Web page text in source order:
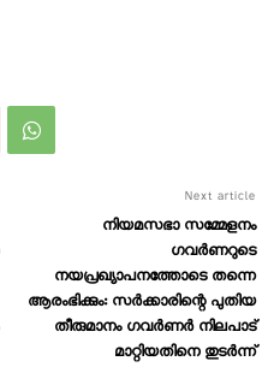
Next article
നിയമസഭാ സമ്മേളനം
ഗവർണറുടെ
നയപ്രഖ്യാപനത്തോടെ തന്നെ
ആരംഭിക്കും: സർക്കാരിന്റെ പുതിയ
തീരുമാനം ഗവർണർ നിലപാട്
മാറ്റിയതിനെ തുടർന്ന്